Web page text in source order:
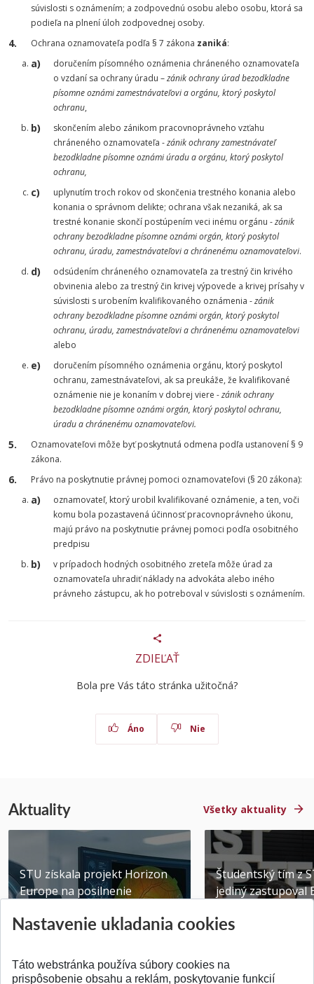
súvislosti s oznámením; a zodpovednú osobu alebo osobu, ktorá sa
podieľa na plnení úloh zodpovednej osoby.
Ochrana oznamovateľa podľa § 7 zákona zaniká:
doručením písomného oznámenia chráneného oznamovateľa
o vzdaní sa ochrany úradu –zánik ochranyúrad bezodkladne
písomne oznámi zamestnávateľovi a orgánu, ktorý poskytol
ochranu,
skončením alebo zánikom pracovnoprávneho vzťahu
chráneného oznamovateľa -zánik ochranyzamestnávateľ
bezodkladne písomne oznámi úradu a orgánu, ktorý poskytol
ochranu,
uplynutím troch rokov od skončenia trestného konania alebo
konania o správnom delikte; ochrana však nezaniká, ak sa
trestné konanie skončí postúpením veci inému orgánu -zánik
ochranybezodkladne písomne oznámi orgán, ktorý poskytol
ochranu, úradu, zamestnávateľovi a chránenému oznamovateľovi.
odsúdením chráneného oznamovateľa za trestný čin krivého
obvinenia alebo za trestný čin krivej výpovede a krivej prísahy v
súvislosti s urobením kvalifikovaného oznámenia -zánik
ochranybezodkladne písomne oznámi orgán, ktorý poskytol
ochranu, úradu, zamestnávateľovi a chránenému oznamovateľovi
alebo
doručením písomného oznámenia orgánu, ktorý poskytol
ochranu, zamestnávateľovi, ak sa preukáže, že kvalifikované
oznámenie nie je konaním v dobrej viere - zánik ochrany
bezodkladne písomne oznámi orgán, ktorý poskytol ochranu,
úradu a chránenému oznamovateľovi.
Oznamovateľovi môže byť poskytnutá odmena podľa ustanovení § 9
zákona.
Právo na poskytnutie právnej pomoci oznamovateľovi (§ 20 zákona):
oznamovateľ, ktorý urobil kvalifikované oznámenie, a ten, voči
komu bola pozastavená účinnosť pracovnoprávneho úkonu,
majú právo na poskytnutie právnej pomoci podľa osobitného
predpisu
v prípadoch hodných osobitného zreteľa môže úrad za
oznamovateľa uhradiť náklady na advokáta alebo iného
právneho zástupcu, ak ho potreboval v súvislosti s oznámením.
ZDIEĽAŤ
Bola pre Vás táto stránka užitočná?
Áno Nie
Aktuality Všetky aktuality
STU získala projekt Horizon
Europe na posilnenie
Publikované 31.07.2026
Študentský tím z
jediný zastupoval
Publikované
Nastavenie ukladania cookies
Táto webstránka používa súbory cookies na
prispôsobenie obsahu a reklám, poskytovanie funkcií